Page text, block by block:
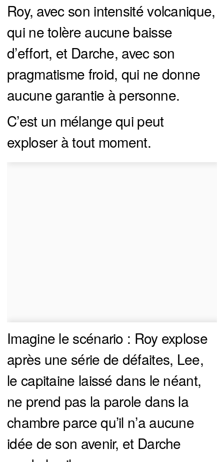
Roy, avec son intensité volcanique,
qui ne tolère aucune baisse
d’effort, et Darche, avec son
pragmatisme froid, qui ne donne
aucune garantie à personne.
C’est un mélange qui peut
exploser à tout moment.
Imagine le scénario : Roy explose
après une série de défaites, Lee,
le capitaine laissé dans le néant,
ne prend pas la parole dans la
chambre parce qu’il n’a aucune
idée de son avenir, et Darche